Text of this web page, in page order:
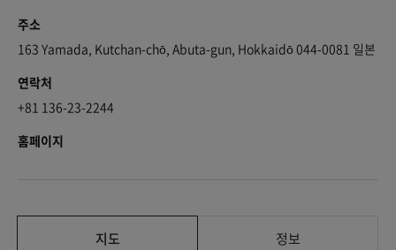
주소
163 Yamada, Kutchan-chō, Abuta-gun, Hokkaidō 044-0081 일본
연락처
+81 136-23-2244
홈페이지
지도 정보